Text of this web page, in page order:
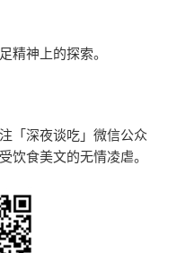
精神上的探索。
「深夜谈吃」微信公众
饮食美文的无情凌虐。